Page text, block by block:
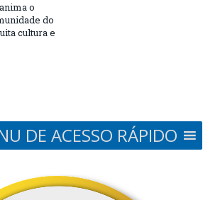
o
do
cultura e
DE ACESSO RÁPIDO